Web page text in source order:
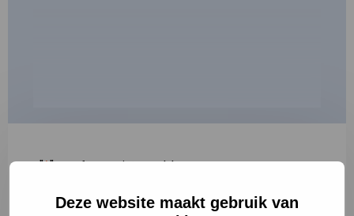
Deze website maakt gebruik van
"*" geeft vereiste velden aan
2